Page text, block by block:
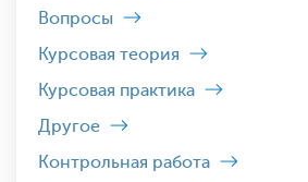
Вопросы
Курсовая теория
Курсовая практика
Другое
Контрольная работа